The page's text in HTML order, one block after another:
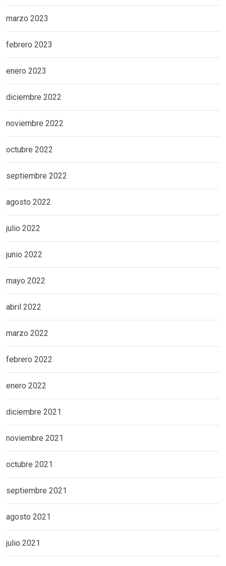
marzo 2023
febrero 2023
enero 2023
diciembre 2022
noviembre 2022
octubre 2022
septiembre 2022
agosto 2022
julio 2022
junio 2022
mayo 2022
abril 2022
marzo 2022
febrero 2022
enero 2022
diciembre 2021
noviembre 2021
octubre 2021
septiembre 2021
agosto 2021
julio 2021